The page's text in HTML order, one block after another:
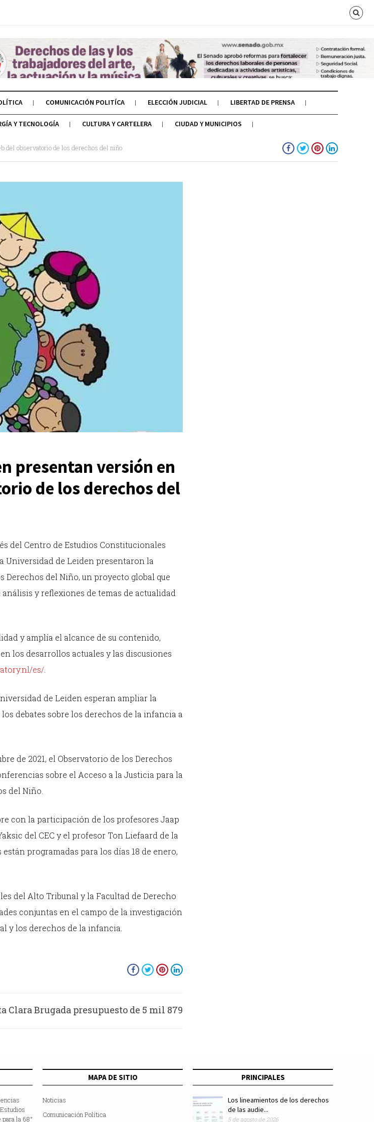
COMUNICACIÓN POLITÍCA ELECCIÓN JUDICIAL LIBERTAD DE PRENSA
Y TECNOLOGÍA CULTURA Y CARTELERA CIUDAD Y MUNICIPIOS
del observatorio de los derechos del niño
presentan versión en
de los derechos del
del Centro de Estudios Constitucionales
Universidad de Leiden presentaron la
del Niño, un proyecto global que
y reflexiones de temas de actualidad
y amplía el alcance de su contenido,
los desarrollos actuales y las discusiones
es/
de Leiden esperan ampliar la
debates sobre los derechos de la infancia a
de 2021, el Observatorio de los Derechos
sobre el Acceso a la Justicia para la
del Niño.
con la participación de los profesores Jaap
del CEC y el profesor Ton Liefaard de la
programadas para los días 18 de enero,
del Alto Tribunal y la Facultad de Derecho
conjuntas en el campo de la investigación
y los derechos de la infancia.
Clara Brugada presupuesto de 5 mil 879
la 68°
MAPA DE SITIO
Noticias
Comunicación Política
PRINCIPALES
Los lineamientos de los derechos
de las audie...
5 de agosto de 2026